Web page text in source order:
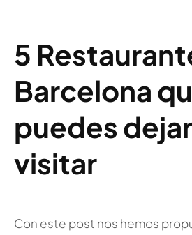
5
Barcelona
puedes
visitar
Con este post nos hemos